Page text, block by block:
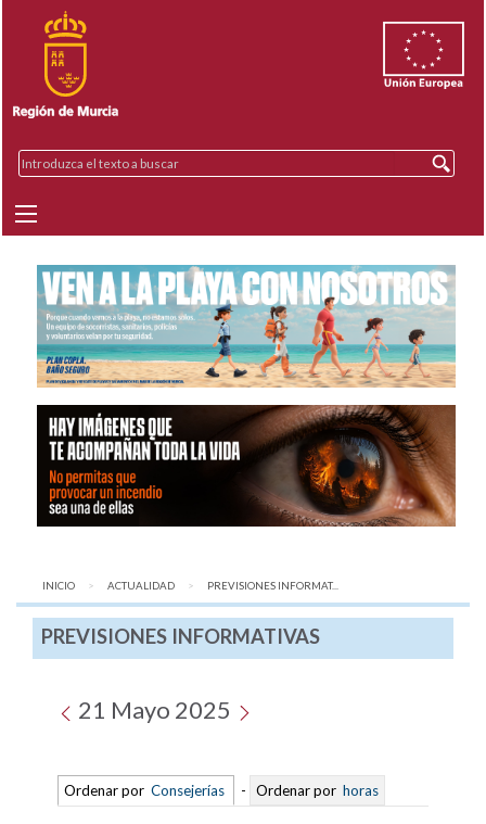
INICIO ACTUALIDAD AQUÍ:
PREVISIONES INFORMAT...
PREVISIONES INFORMATIVAS
21 Mayo 2025
Ordenar por Consejerías - Ordenar por horas